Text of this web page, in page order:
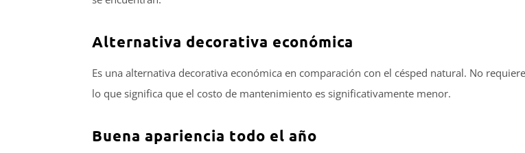
Alternativa decorativa económica
Es una alternativa decorativa económica en comparación con el césped natural. No
lo que significa que el costo de mantenimiento es significativamente menor.
Buena apariencia todo el año